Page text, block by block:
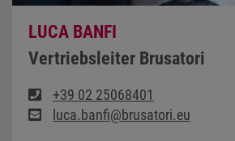
LUCA BANFI
Vertriebsleiter Brusatori
+39 02 25068401
luca.banfi@brusatori.eu